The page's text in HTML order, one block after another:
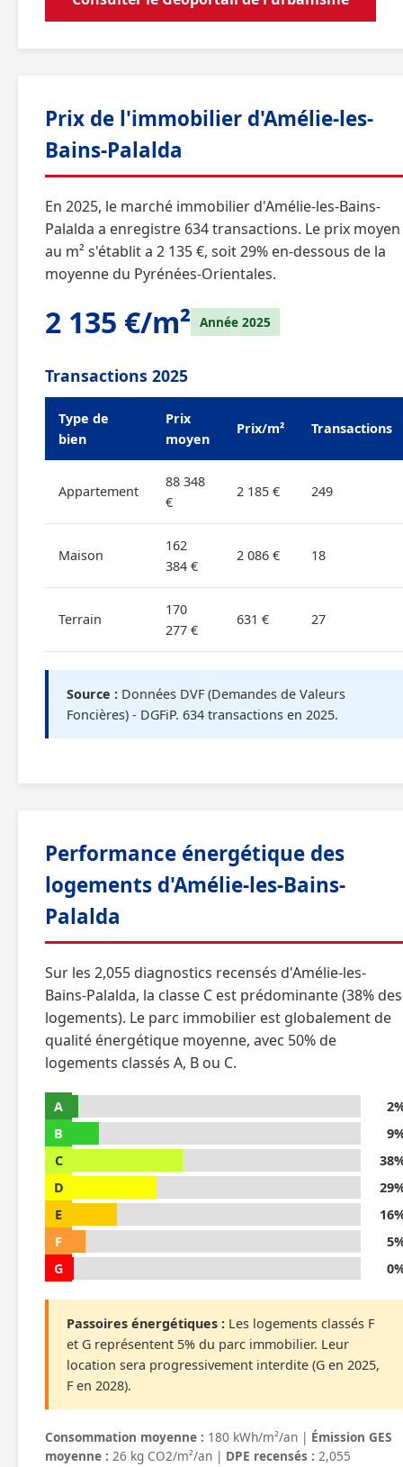
Prix de l'immobilier d'Amélie-les-
Bains-Palalda
En 2025, le marché immobilier d'Amélie-les-Bains-
Palalda a enregistre 634 transactions. Le prix moyen
au m² s'établit a 2 135 €, soit 29% en-dessous de la
moyenne du Pyrénées-Orientales.
2 135 €/m² Année 2025
Transactions 2025
Type de
bien
Prix
moyen
Prix/m² Transactions
Appartement
88 348
€
2 185 € 249
Maison
162
384 €
2 086 € 18
Terrain
170
277 €
631 € 27
Source : Données DVF (Demandes de Valeurs
Foncières) - DGFiP. 634 transactions en 2025.
Performance énergétique des
logements d'Amélie-les-Bains-
Palalda
Sur les 2,055 diagnostics recensés d'Amélie-les-
Bains-Palalda, la classe C est prédominante (38% des
logements). Le parc immobilier est globalement de
qualité énergétique moyenne, avec 50% de
logements classés A, B ou C.
A
B
C
D
E
F
G
Passoires énergétiques : Les logements classés F
et G représentent 5% du parc immobilier. Leur
location sera progressivement interdite (G en 2025,
F en 2028).
Consommation moyenne : 180 kWh/m²/an | Émission GES
moyenne : 26 kg CO2/m²/an | DPE recensés : 2,055